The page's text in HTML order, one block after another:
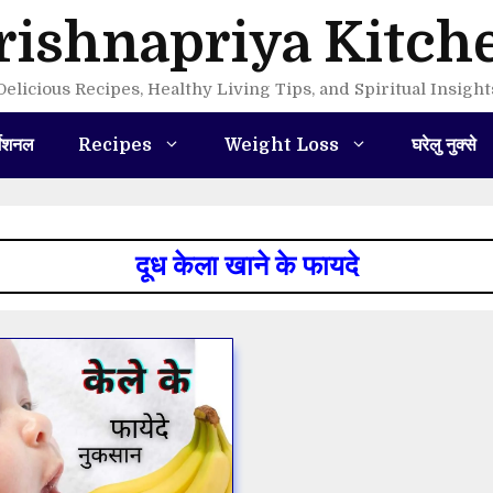
Recipes, Healthy Living Tips, and Spiritual
Recipes Weight Loss घरेलु नुक्से
दूध केला खाने के फायदे